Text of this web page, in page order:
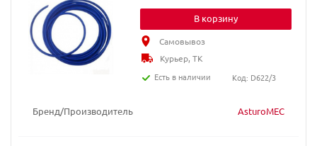
Бренд/Производитель AsturoMEC
В корзину
Самовывоз
Курьер, ТК
Есть в наличии
Код: D622/3